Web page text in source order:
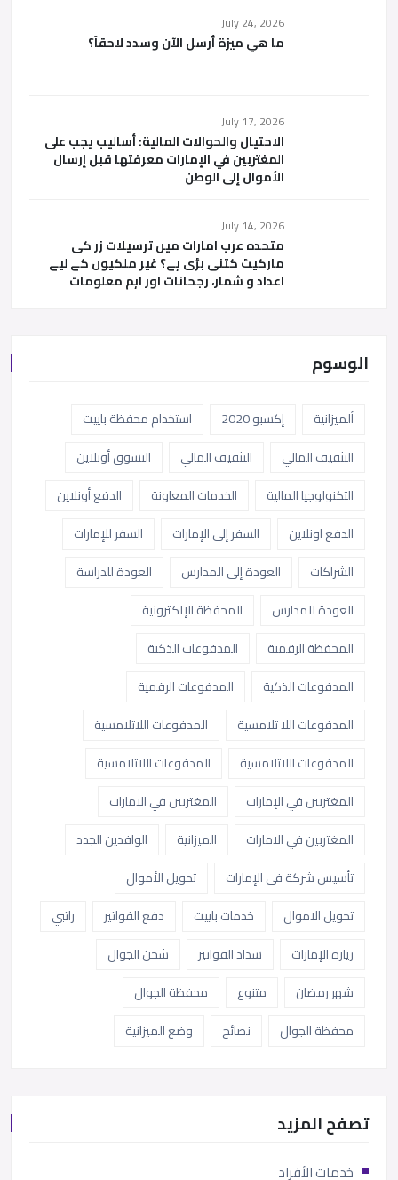
July 24, 2026
ما هي ميزة أرسل الآن وسدد لاحقاً؟
July 17, 2026
الاحتيال والحوالات المالية: أساليب يجب على
المغتربين في الإمارات معرفتها قبل إرسال
الأموال إلى الوطن
July 14, 2026
متحدہ عرب امارات میں ترسیلات زر کی
مارکیٹ کتنی بڑی ہے؟ غیر ملکیوں کے لیے
اعداد و شمار، رجحانات اور اہم معلومات
الوسوم
ألميزانية إكسبو 2020
استخدام محفظة باييت
التثقيف المالي
التثقيف المالي
التسوق أونلاين
التكنولوجيا المالية
الخدمات المعاونة
الدفع أونلاين
الدفع اونلاين
السفر إلى الإمارات
السفر للإمارات
الشراكات
العودة إلى المدارس
العودة للدراسة
العودة للمدارس
المحفظة الإلكترونية
المحفظة الرقمية
المدفوعات الذكية
المدفوعات الذكية
المدفوعات الرقمية
المدفوعات اللا تلامسية
المدفوعات اللاتلامسية
المدفوعات اللاتلامسية
المدفوعات اللاتلامسية
المغتربين في الإمارات
المغتربين في الامارات
المغتربين في الامارات
الميزانية
الوافدين الجدد
تأسيس شركة في الإمارات
تحويل الأموال
تحويل الاموال
خدمات باييت دفع الفواتير
راتبي
زيارة الإمارات
سداد الفواتير
شحن الجوال
شهر رمضان
متنوع
محفظة الجوال
محفظة الجوال
نصائح وضع الميزانية
تصفح المزيد
خدمات الأفراد